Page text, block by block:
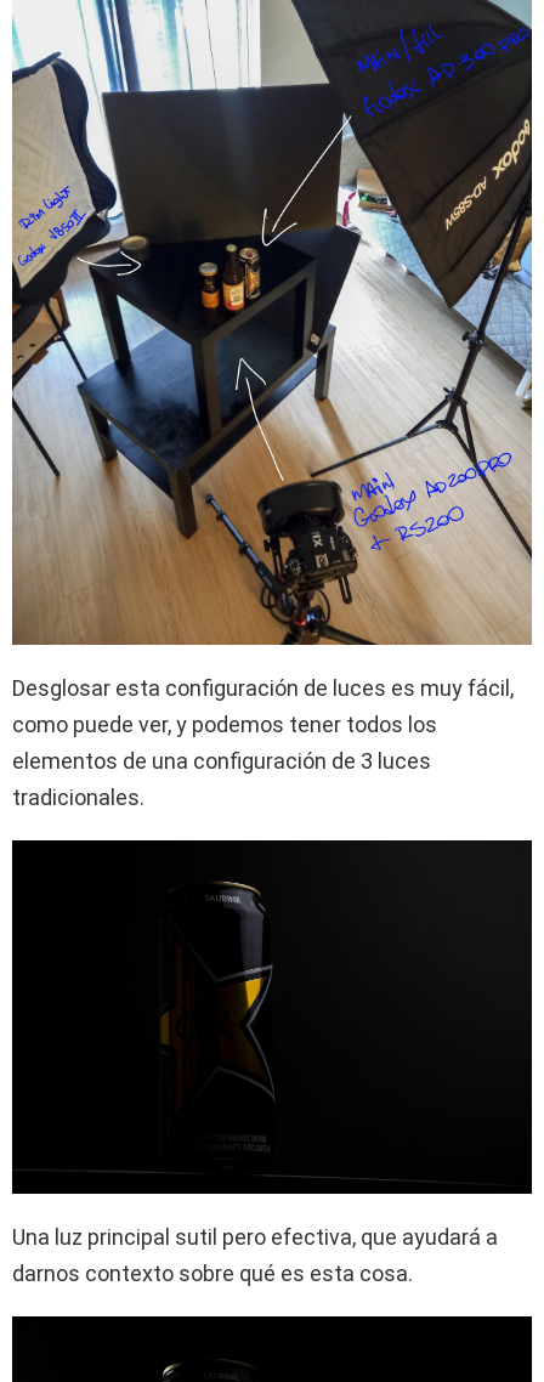
Desglosar esta configuración de luces es muy fácil,
como puede ver, y podemos tener todos los
elementos de una configuración de 3 luces
tradicionales.
Una luz principal sutil pero efectiva, que ayudará a
darnos contexto sobre qué es esta cosa.